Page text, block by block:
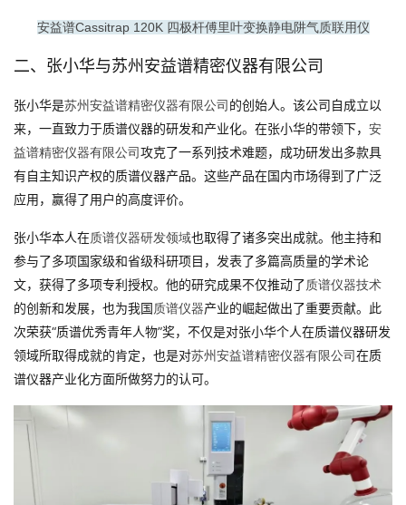
安益谱Cassitrap 120K 四极杆傅里叶变换静电阱气质联用仪
二、张小华与苏州安益谱精密仪器有限公司
张小华是苏州安益谱精密仪器有限公司 的创始人。该公司自成立以
来，一直致力于质谱仪器的研发和产业化。在张小华的带领下， 安
益谱精密仪器有限公司攻克了一系列技术难题，成功研发出多款具
有自主知识产权的质谱仪器产品。这些产品在国内市场得到了广泛
应用，赢得了用户的高度评价。
张小华本人在质谱仪器研发领域也取得了诸多突出成就。他主持和
参与了多项国家级和省级科研项目，发表了多篇高质量的学术论
文，获得了多项专利授权。他的研究成果不仅推动了质谱仪器技术
的创新和发展，也为我国质谱仪器产业的崛起做出了重要贡献。此
次荣获“质谱优秀青年人物”奖，不仅是对张小华个人在质谱仪器研发
领域所取得成就的肯定，也是对苏州安益谱精密仪器有限公司在质
谱仪器产业化方面所做努力的认可。